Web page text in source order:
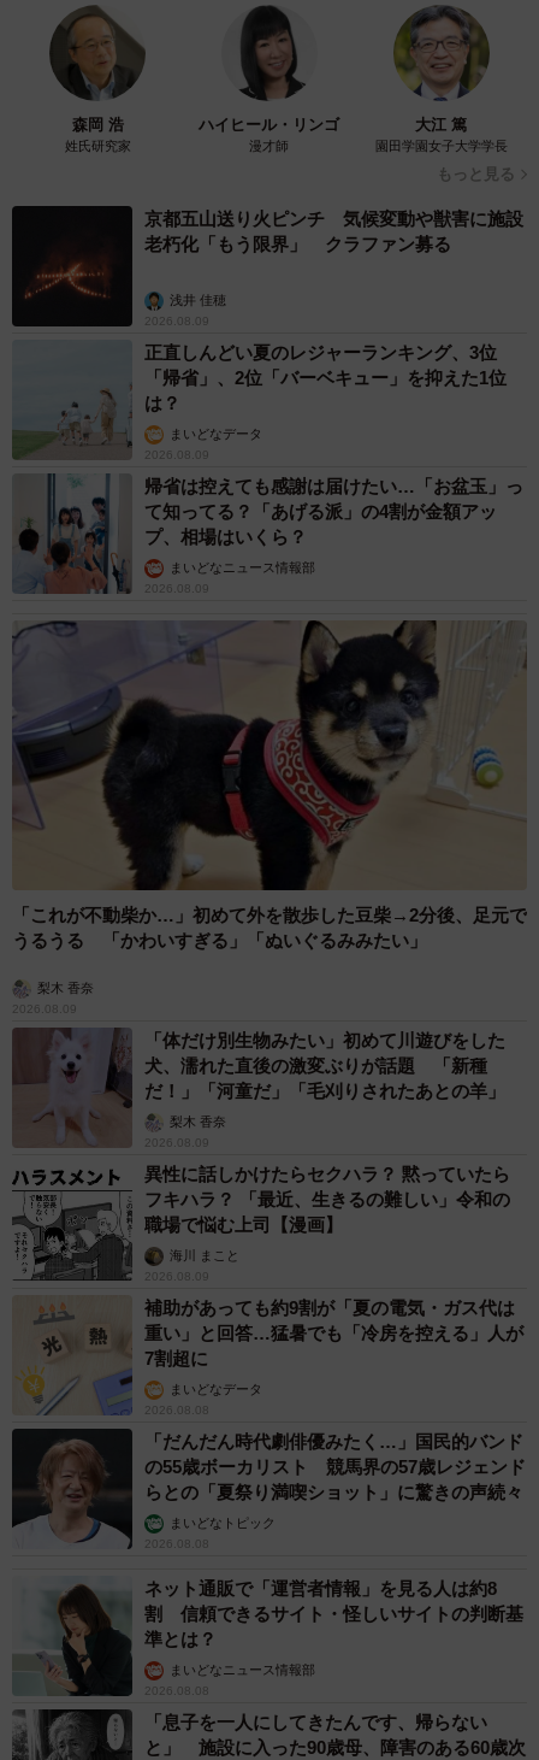
森岡 浩
姓氏研究家
ハイヒール・リンゴ
漫才師
大江 篤
園田学園女子大学学長
もっと見る
京都五山送り火ピンチ 気候変動や獣害に施設
老朽化「もう限界」 クラファン募る
浅井 佳穂
2026.08.09
正直しんどい夏のレジャーランキング、3位
「帰省」、2位「バーベキュー」を抑えた1位
は？
まいどなデータ
2026.08.09
帰省は控えても感謝は届けたい…「お盆玉」っ
て知ってる？「あげる派」の4割が金額アッ
プ、相場はいくら？
まいどなニュース情報部
2026.08.09
「これが不動柴か…」初めて外を散歩した豆柴→2分後、足元で
うるうる 「かわいすぎる」「ぬいぐるみみたい」
梨木 香奈
2026.08.09
「体だけ別生物みたい」初めて川遊びをした
犬、濡れた直後の激変ぶりが話題 「新種
だ！」「河童だ」「毛刈りされたあとの羊」
梨木 香奈
2026.08.09
異性に話しかけたらセクハラ？ 黙っていたら
フキハラ？ 「最近、生きるの難しい」令和の
職場で悩む上司【漫画】
海川 まこと
2026.08.09
補助があっても約9割が「夏の電気・ガス代は
重い」と回答…猛暑でも「冷房を控える」人が
7割超に
まいどなデータ
2026.08.08
「だんだん時代劇俳優みたく…」国民的バンド
の55歳ボーカリスト 競馬界の57歳レジェンド
らとの「夏祭り満喫ショット」に驚きの声続々
まいどなトピック
2026.08.08
ネット通販で「運営者情報」を見る人は約8
割 信頼できるサイト・怪しいサイトの判断基
準とは？
まいどなニュース情報部
2026.08.08
「息子を一人にしてきたんです、帰らない
と」 施設に入った90歳母、障害のある60歳次